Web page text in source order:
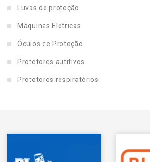
Luvas de proteção
Máquinas Elétricas
Óculos de Proteção
Protetores autitivos
Protetores respiratórios